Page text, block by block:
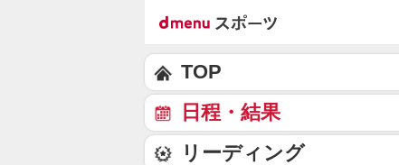
TOP
日程・結果
リーディング